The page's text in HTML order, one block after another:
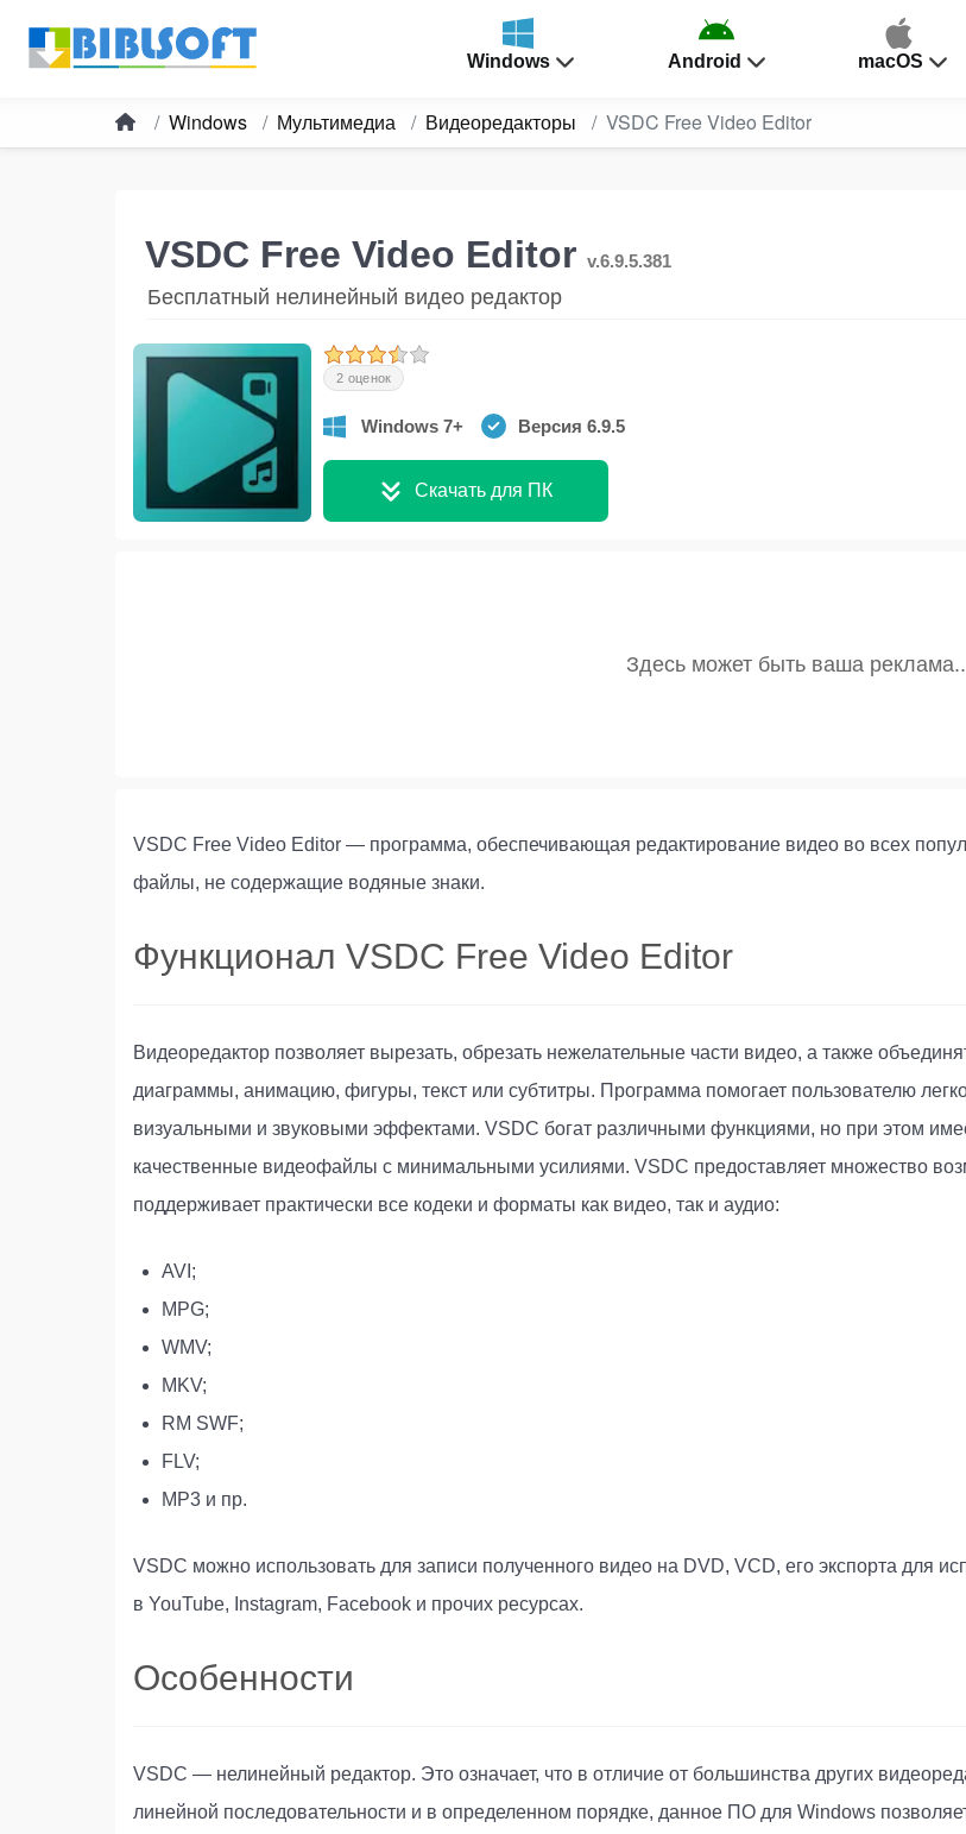
Windows Android macOS
Windows Мультимедиа Видеоредакторы VSDC Free Video Editor
VSDC Free Video Editor v.6.9.5.381
Бесплатный нелинейный видео редактор
2 оценок
Windows 7+ Версия 6.9.5
Скачать для ПК
VSDC Free Video Editor — программа, обеспечивающая редактирование видео во всех
файлы, не содержащие водяные знаки.
Функционал VSDC Free Video Editor
Видеоредактор позволяет вырезать, обрезать нежелательные части видео, а также
диаграммы, анимацию, фигуры, текст или субтитры. Программа помогает пользователю
визуальными и звуковыми эффектами. VSDC богат различными функциями, но при этом
качественные видеофайлы с минимальными усилиями. VSDC предоставляет множество
поддерживает практически все кодеки и форматы как видео, так и аудио:
AVI;
MPG;
WMV;
MKV;
RM SWF;
FLV;
MP3 и пр.
VSDC можно использовать для записи полученного видео на DVD, VCD, его экспорта для
в YouTube, Instagram, Facebook и прочих ресурсах.
Особенности
VSDC — нелинейный редактор. Это означает, что в отличие от большинства других
линейной последовательности и в определенном порядке, данное ПО для Windows